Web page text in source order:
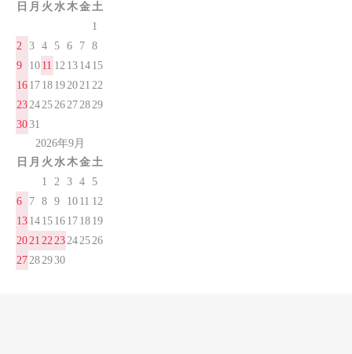
日 月 火 水木金土
1
2 3 4 5 6 7 8
9
10 11 12 13 14 15
16 17 18 192021 22
23242526272829
3031
2026年9月
日 月 火 水木金土
1
2 3 4
5
6
7 8 9 10 11 12
13 14 15 16 17 18 19
2021 2223242526
27282930